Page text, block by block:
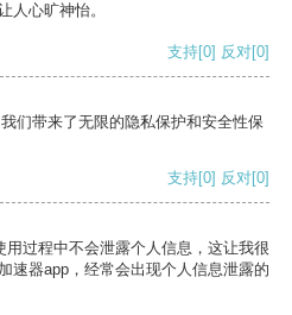
人心旷神怡。
支持[0] 反对[0]
们带来了无限的隐私保护和安全性保
支持[0] 反对[0]
过程中不会泄露个人信息，这让我很
速器app，经常会出现个人信息泄露的